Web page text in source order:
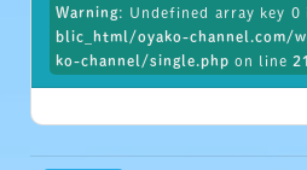
Warning: Undefined array key 0
blic_html/oyako-channel.com/
ko-channel/single.php on line 21